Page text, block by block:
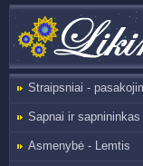
Straipsniai -
Sapnai ir sapnininkas
Asmenybė - Lemtis